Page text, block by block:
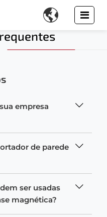

empresa
de parede
ser usadas
magnética?